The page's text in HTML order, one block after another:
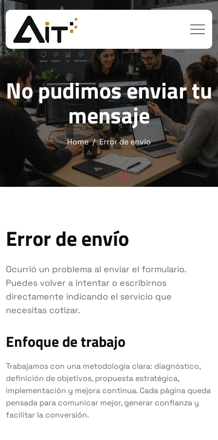
No pudimos enviar tu
mensaje
Home Error de envío
Error de envío
Ocurrió un problema al enviar el formulario.
Puedes volver a intentar o escribirnos
directamente indicando el servicio que
necesitas cotizar.
Enfoque de trabajo
Trabajamos con una metodología clara: diagnóstico,
definición de objetivos, propuesta estratégica,
implementación y mejora continua. Cada página queda
pensada para comunicar mejor, generar confianza y
facilitar la conversión.